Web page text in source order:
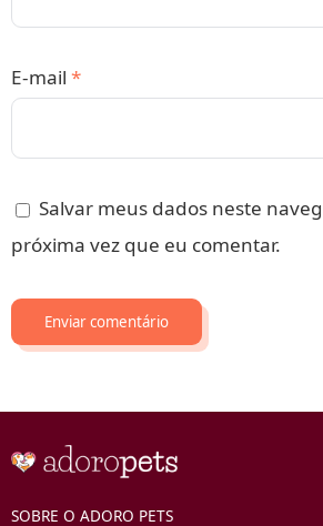
E-mail *
Salvar meus dados neste
próxima vez que eu comentar.
SOBRE O ADORO PETS